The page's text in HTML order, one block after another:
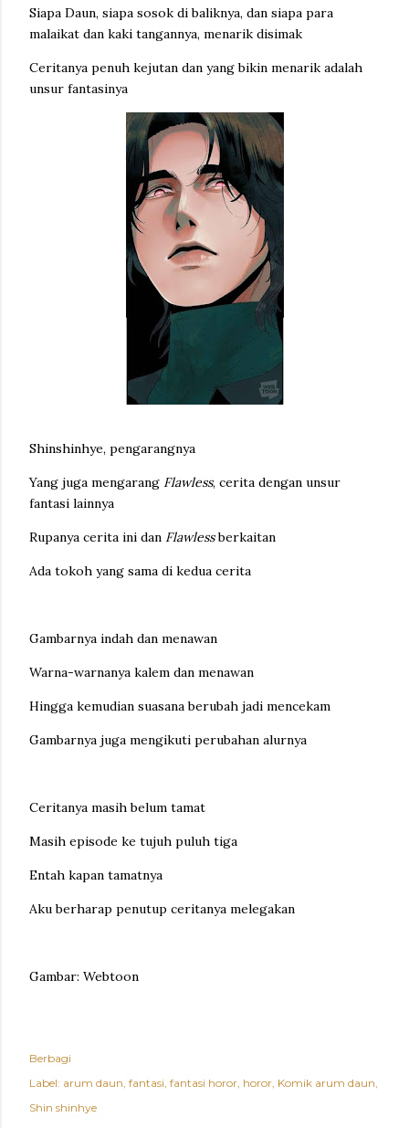
Siapa Daun, siapa sosok di baliknya, dan siapa para
malaikat dan kaki tangannya, menarik disimak
Ceritanya penuh kejutan dan yang bikin menarik adalah
unsur fantasinya
Shinshinhye, pengarangnya
Yang juga mengarang Flawless, cerita dengan unsur
fantasi lainnya
Rupanya cerita ini dan Flawlessberkaitan
Ada tokoh yang sama di kedua cerita
Gambarnya indah dan menawan
Warna-warnanya kalem dan menawan
Hingga kemudian suasana berubah jadi mencekam
Gambarnya juga mengikuti perubahan alurnya
Ceritanya masih belum tamat
Masih episode ke tujuh puluh tiga
Entah kapan tamatnya
Aku berharap penutup ceritanya melegakan
Gambar: Webtoon
Berbagi
Label: arum daun fantasi fantasi horor horor Komik arum daun
Shin shinhye